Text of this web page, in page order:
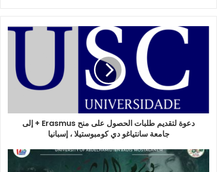
دعوة لتقديم طلبات الحصول على منح Erasmus + إلى
جامعة سانتياغو دي كومبوستيلا ، إسبانيا